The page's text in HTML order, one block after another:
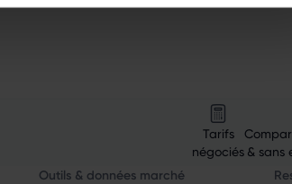
Tarifs
négociés & sans
Outils & données marché